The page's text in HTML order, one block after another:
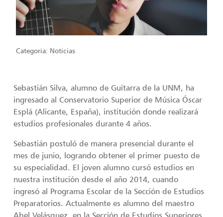
Categoria: Noticias
Sebastián Silva, alumno de Guitarra de la UNM, ha
ingresado al Conservatorio Superior de Música Óscar
Esplá (Alicante, España), institución donde realizará
estudios profesionales durante 4 años.
Sebastián postuló de manera presencial durante el
mes de junio, logrando obtener el primer puesto de
su especialidad. El joven alumno cursó estudios en
nuestra institución desde el año 2014, cuando
ingresó al Programa Escolar de la Sección de Estudios
Preparatorios. Actualmente es alumno del maestro